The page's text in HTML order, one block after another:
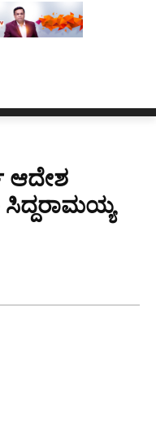
ಚಂದಾದಾರಿಕೆ
ಆದೇಶ